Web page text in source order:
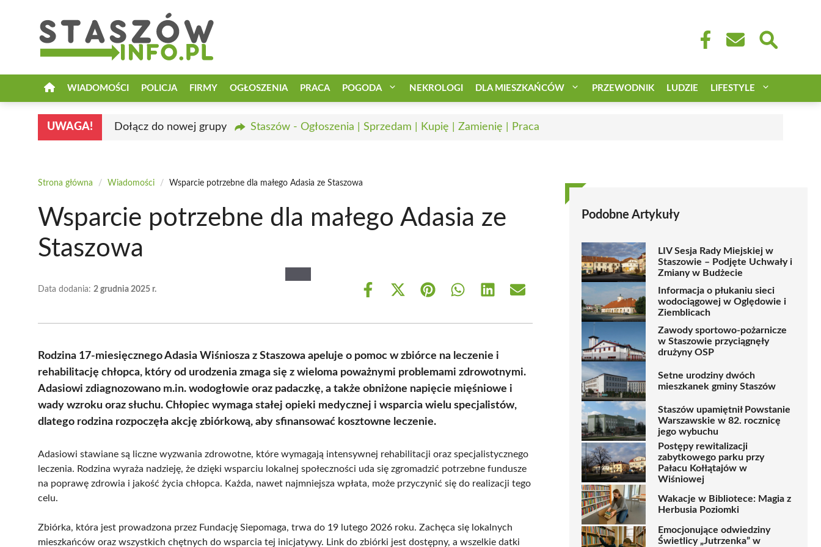
WIADOMOŚCI POLICJA FIRMY OGŁOSZENIA PRACA POGODA NEKROLOGI DLA MIESZKAŃCÓW PRZEWODNIK LUDZIE LIFESTYLE
UWAGA! Dołącz do nowej grupy Staszów - Ogłoszenia | Sprzedam | Kupię | Zamienię | Praca
Strona główna / Wiadomości / Wsparcie potrzebne dla małego Adasia ze Staszowa
Wsparcie potrzebne dla małego Adasia ze
Staszowa
Data dodania: 2 grudnia 2025 r.
Share
Share
(Twitter)
Share Share Share Share
Rodzina 17-miesięcznego Adasia Wiśniosza z Staszowa apeluje o pomoc w zbiórce na leczenie i
rehabilitację chłopca, który od urodzenia zmaga się z wieloma poważnymi problemami zdrowotnymi.
Adasiowi zdiagnozowano m.in. wodogłowie oraz padaczkę, a także obniżone napięcie mięśniowe i
wady wzroku oraz słuchu. Chłopiec wymaga stałej opieki medycznej i wsparcia wielu specjalistów,
dlatego rodzina rozpoczęła akcję zbiórkową, aby sfinansować kosztowne leczenie.
Adasiowi stawiane są liczne wyzwania zdrowotne, które wymagają intensywnej rehabilitacji oraz specjalistycznego
leczenia. Rodzina wyraża nadzieję, że dzięki wsparciu lokalnej społeczności uda się zgromadzić potrzebne fundusze
na poprawę zdrowia i jakość życia chłopca. Każda, nawet najmniejsza wpłata, może przyczynić się do realizacji tego
celu.
Zbiórka, która jest prowadzona przez Fundację Siepomaga, trwa do 19 lutego 2026 roku. Zachęca się lokalnych
mieszkańców oraz wszystkich chętnych do wsparcia tej inicjatywy. Link do zbiórki jest dostępny, a wszelkie datki
Podobne Artykuły
LIV Sesja Rady Miejskiej w
Staszowie – Podjęte Uchwały i
Zmiany w Budżecie
Informacja o płukaniu sieci
wodociągowej w Oględowie i
Ziemblicach
Zawody sportowo-pożarnicze
w Staszowie przyciągnęły
drużyny OSP
Setne urodziny dwóch
mieszkanek gminy Staszów
Staszów upamiętnił Powstanie
Warszawskie w 82. rocznicę
jego wybuchu
Postępy rewitalizacji
zabytkowego parku przy
Pałacu Kołłątajów w
Wiśniowej
Wakacje w Bibliotece: Magia z
Herbusia Poziomki
Emocjonujące odwiedziny
Świetlicy „Jutrzenka” w